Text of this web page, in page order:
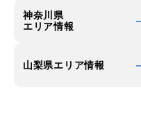
神奈川県
エリア情報
山梨県エリア情報